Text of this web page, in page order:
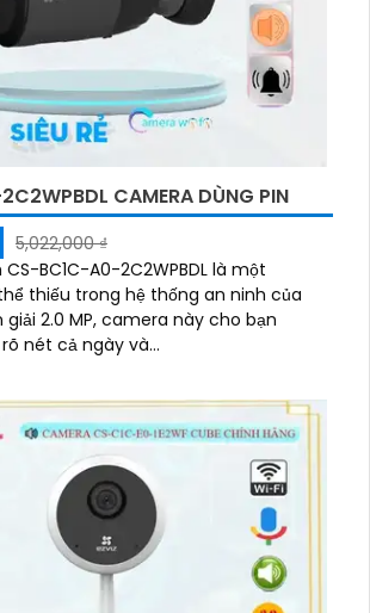
CAMERA DÙNG PIN
5,022,000 ₫
BC1C-A0-2C2WPBDL là một
thiếu trong hệ thống an ninh của
nét cả ngày và...